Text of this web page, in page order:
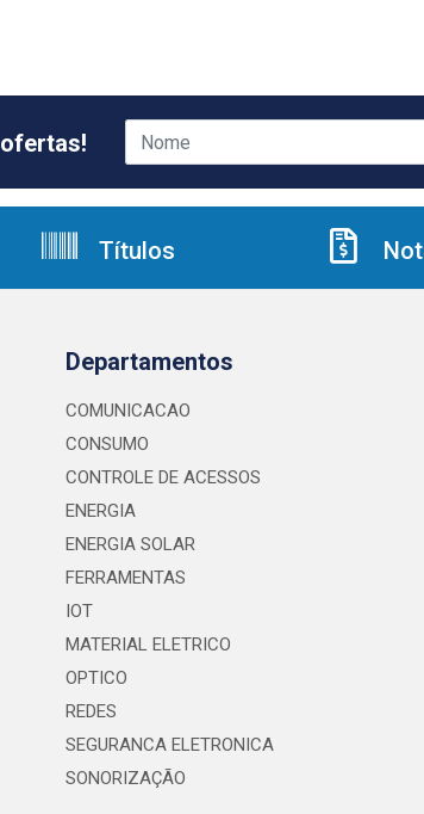
Títulos
Departamentos
COMUNICACAO
CONSUMO
CONTROLE DE ACESSOS
ENERGIA
ENERGIA SOLAR
FERRAMENTAS
IOT
MATERIAL ELETRICO
OPTICO
REDES
SEGURANCA ELETRONICA
SONORIZAÇÃO